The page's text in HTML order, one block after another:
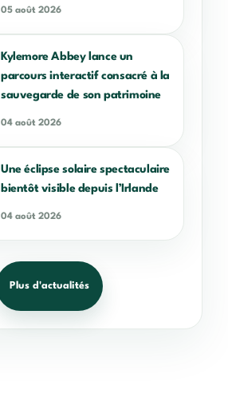
05 août 2026
Kylemore Abbey lance un
parcours interactif consacré à la
sauvegarde de son patrimoine
04 août 2026
Une éclipse solaire spectaculaire
bientôt visible depuis l’Irlande
04 août 2026
Plus d'actualités